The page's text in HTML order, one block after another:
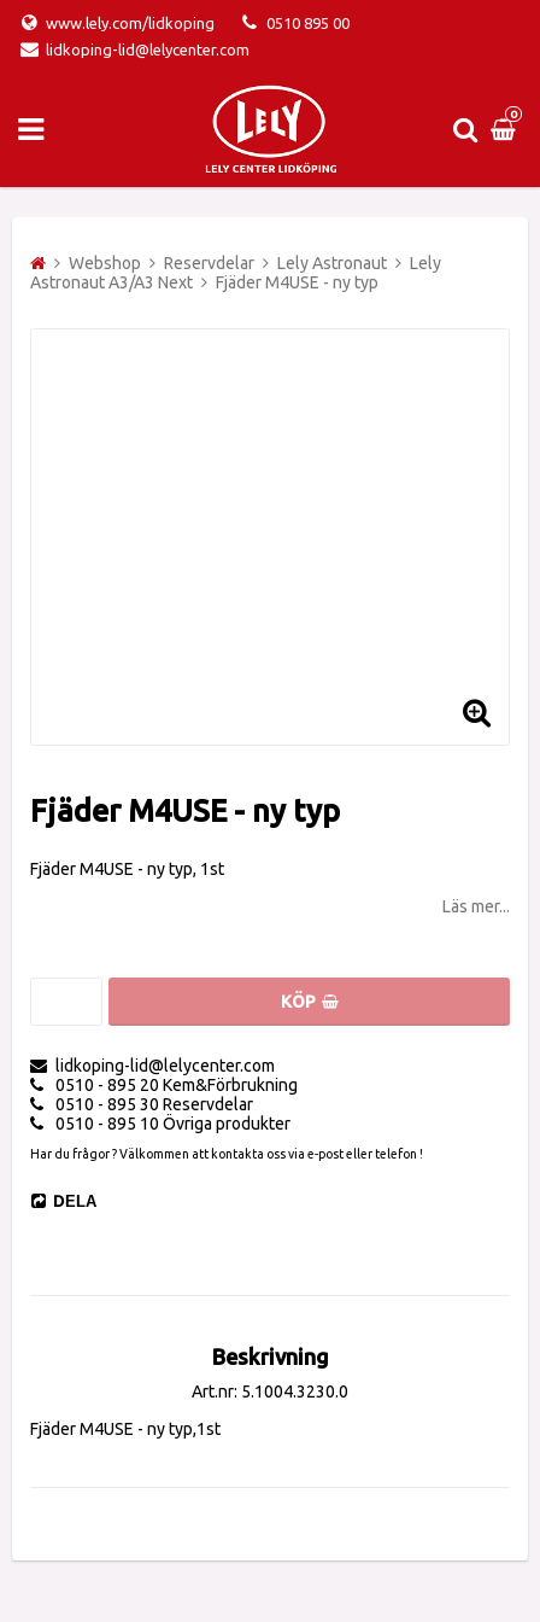
www.lely.com/lidkoping
0510 895 00
lidkoping-lid@lelycenter.com
0
Webshop Reservdelar Lely Astronaut
Lely
Astronaut A3/A3 Next
Fjäder M4USE - ny typ
Fjäder M4USE - ny typ
Fjäder M4USE - ny typ, 1st
Läs mer...
KÖP
lidkoping-lid@lelycenter.com
0510 - 895 20 Kem&Förbrukning
0510 - 895 30 Reservdelar
0510 - 895 10 Övriga produkter
Har du frågor ? Välkommen att kontakta oss via e-post eller telefon !
DELA
Beskrivning
Art.nr: 5.1004.3230.0
Fjäder M4USE - ny typ,1st